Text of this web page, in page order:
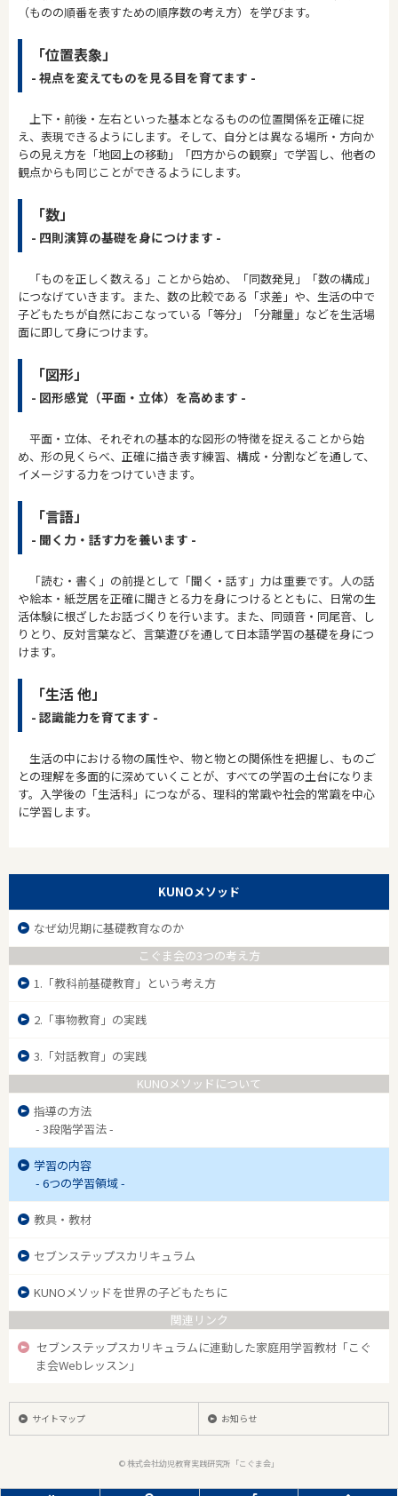
（ものの順番を表すための順序数の考え方）を学びます。
「位置表象」
- 視点を変えてものを見る目を育てます -
上下・前後・左右といった基本となるものの位置関係を正確に捉
え、表現できるようにします。そして、自分とは異なる場所・方向か
らの見え方を「地図上の移動」「四方からの観察」で学習し、他者の
観点からも同じことができるようにします。
「数」
- 四則演算の基礎を身につけます -
「ものを正しく数える」ことから始め、「同数発見」「数の構成」
につなげていきます。また、数の比較である「求差」や、生活の中で
子どもたちが自然におこなっている「等分」「分離量」などを生活場
面に即して身につけます。
「図形」
- 図形感覚（平面・立体）を高めます -
平面・立体、それぞれの基本的な図形の特徴を捉えることから始
め、形の見くらべ、正確に描き表す練習、構成・分割などを通して、
イメージする力をつけていきます。
「言語」
- 聞く力・話す力を養います -
「読む・書く」の前提として「聞く・話す」力は重要です。人の話
や絵本・紙芝居を正確に聞きとる力を身につけるとともに、日常の生
活体験に根ざしたお話づくりを行います。また、同頭音・同尾音、し
りとり、反対言葉など、言葉遊びを通して日本語学習の基礎を身につ
けます。
「生活 他」
- 認識能力を育てます -
生活の中における物の属性や、物と物との関係性を把握し、ものご
との理解を多面的に深めていくことが、すべての学習の土台になりま
す。入学後の「生活科」につながる、理科的常識や社会的常識を中心
に学習します。
KUNOメソッド
なぜ幼児期に基礎教育なのか
こぐま会の3つの考え方
1.「教科前基礎教育」という考え方
2.「事物教育」の実践
3.「対話教育」の実践
KUNOメソッドについて
指導の方法
- 3段階学習法 -
学習の内容
- 6つの学習領域 -
教具・教材
セブンステップスカリキュラム
KUNOメソッドを世界の子どもたちに
関連リンク
セブンステップスカリキュラムに連動した家庭用学習教材「こぐ
ま会Webレッスン」
サイトマップ お知らせ
© 株式会社幼児教育実践研究所「こぐま会」